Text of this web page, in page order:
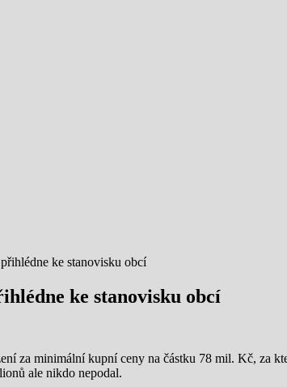
ke stanovisku obcí
ke stanovisku obcí
za minimální kupní ceny na částku 78 mil. Kč, za
ale nikdo nepodal.